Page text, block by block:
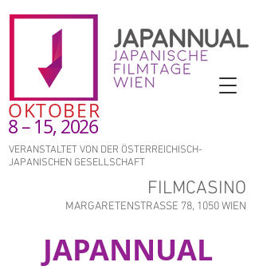
OKTOBER
8 – 15, 2026
VERANSTALTET VON DER ÖSTERREICHISCH-
JAPANISCHEN GESELLSCHAFT
FILMCASINO
MARGARETENSTRASSE 78, 1050 WIEN
JAPANNUAL